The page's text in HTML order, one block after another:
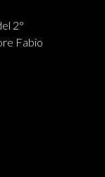
2°
Fabio